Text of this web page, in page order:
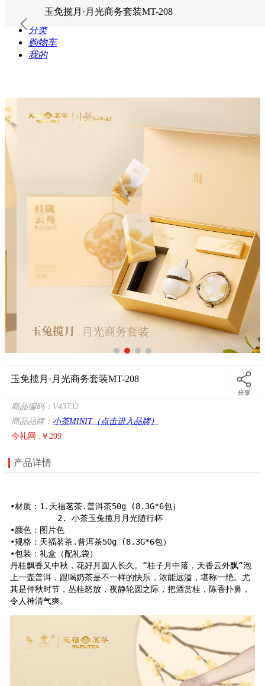
玉免揽月·月光商务套装MT-208
首页
分类
购物车
我的
玉免揽月·月光商务套装MT-208
商品编码：V43732
商品品牌： 小茶MINIT（点击进入品牌）
今礼网 :￥299
产品详情
•材质：1.天福茗茶.普洱茶50g (8.3G*6包）
•颜色：图片色
•规格：天福茗茶.普洱茶50g (8.3G*6包）
•包装：礼盒（配礼袋）
丹桂飘香又中秋，花好月圆人长久。“桂子月中落，天香云外飘”泡
上一壶普洱，跟喝奶茶是不一样的快乐，浓能远溢，堪称一绝。尤
其是仲秋时节，丛桂怒放，夜静轮圆之际，把酒赏桂，陈香扑鼻，
令人神清气爽。